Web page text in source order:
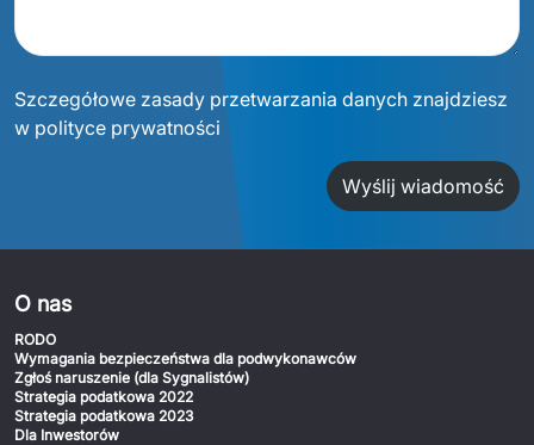
Szczegółowe zasady przetwarzania danych znajdziesz
w polityce prywatności
Wyślij wiadomość
O nas
RODO
Wymagania bezpieczeństwa dla podwykonawców
Zgłoś naruszenie (dla Sygnalistów)
Strategia podatkowa 2022
Strategia podatkowa 2023
Dla Inwestorów